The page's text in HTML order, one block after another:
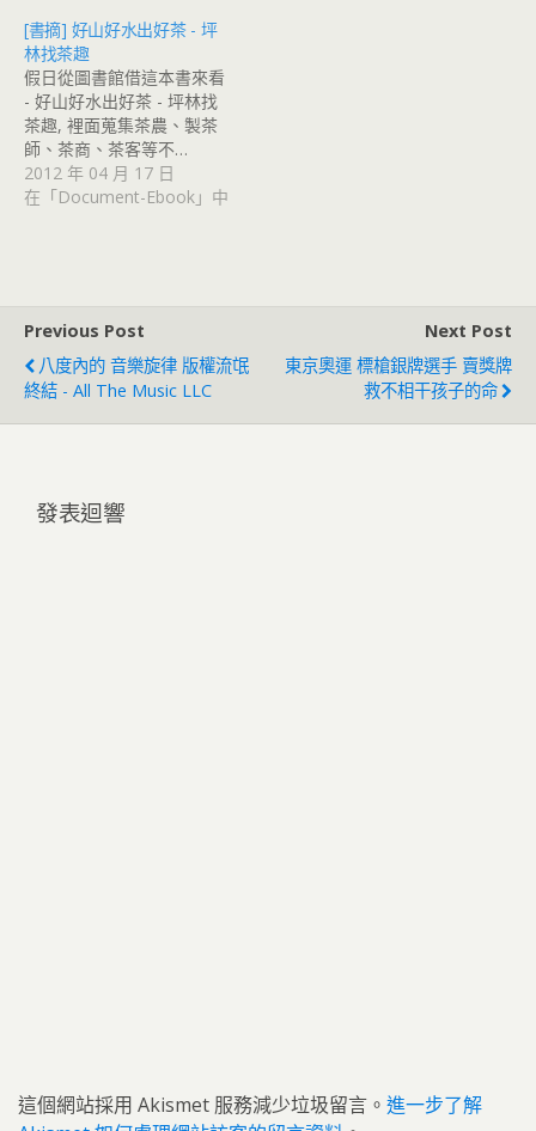
[書摘] 好山好水出好茶 - 坪
林找茶趣
假日從圖書館借這本書來看
- 好山好水出好茶 - 坪林找
茶趣, 裡面蒐集茶農、製茶
師、茶商、茶客等不…
2012 年 04 月 17 日
在「Document-Ebook」中
Previous Post
八度內的 音樂旋律 版權流氓
終結 - All The Music LLC
Next Post
東京奧運 標槍銀牌選手 賣獎牌
救不相干孩子的命
發表迴響
這個網站採用 Akismet 服務減少垃圾留言。 進一步了解